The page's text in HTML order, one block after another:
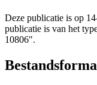
Deze publicatie is op
publicatie is van het
10806".